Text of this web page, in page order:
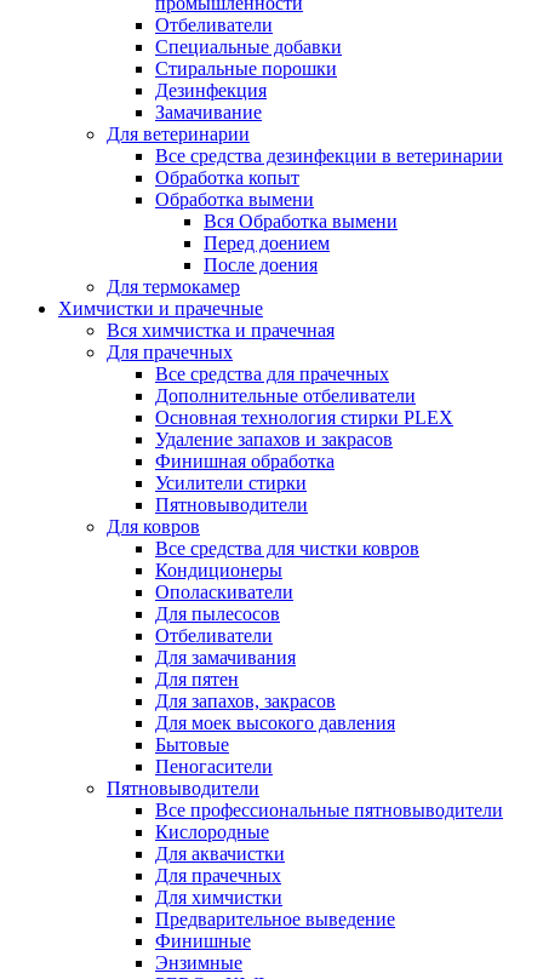
Отбеливатели
Специальные добавки
Стиральные порошки
Дезинфекция
Замачивание
Для ветеринарии
Все средства дезинфекции в ветеринарии
Обработка копыт
Обработка вымени
Вся Обработка вымени
Перед доением
После доения
Для термокамер
Химчистки и прачечные
Вся химчистка и прачечная
Для прачечных
Все средства для прачечных
Дополнительные отбеливатели
Основная технология стирки PLEX
Удаление запахов и закрасов
Финишная обработка
Усилители стирки
Пятновыводители
Для ковров
Все средства для чистки ковров
Кондиционеры
Ополаскиватели
Для пылесосов
Отбеливатели
Для замачивания
Для пятен
Для запахов, закрасов
Для моек высокого давления
Бытовые
Пеногасители
Пятновыводители
Все профессиональные пятновыводители
Кислородные
Для аквачистки
Для прачечных
Для химчистки
Предварительное выведение
Финишные
Энзимные